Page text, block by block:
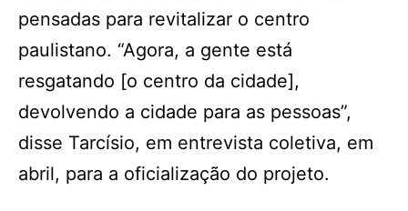
pensadas para revitalizar o centro
paulistano. “Agora, a gente está
resgatando [o centro da cidade],
devolvendo a cidade para as pessoas”,
disse Tarcísio, em entrevista coletiva, em
abril, para a oficialização do projeto.